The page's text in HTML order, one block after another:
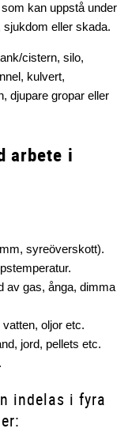
kan uppstå under
eller skada.
cistern, silo,
kulvert,
djupare gropar eller
arbete i
syreöverskott).
av gas, ånga, dimma
oljor etc.
jord, pellets etc.
indelas i fyra